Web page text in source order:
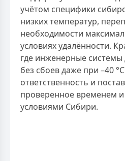
учётом специфики
низких температур,
необходимости
условиях удалённости.
где инженерные
без сбоев даже при –40
ответственность и
проверенное временем
условиями Сибири.